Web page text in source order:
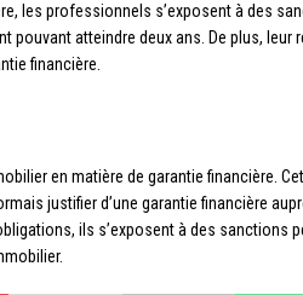
les professionnels s’exposent à des
pouvant atteindre deux ans. De plus,
financière.
en matière de garantie financière.
justifier d’une garantie financière
ils s’exposent à des sanctions